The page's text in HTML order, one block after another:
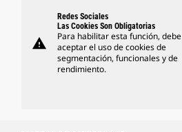
warning
Redes Sociales
Las Cookies Son Obligatorias
Para habilitar esta función, debe
aceptar el uso de cookies de
segmentación, funcionales y de
rendimiento.